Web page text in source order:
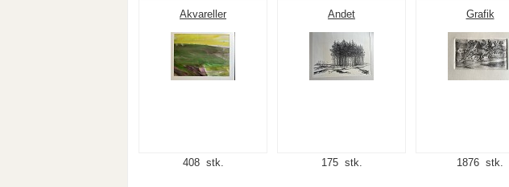
Akvareller Andet Grafik
408 stk. 175 stk. 1876 stk.